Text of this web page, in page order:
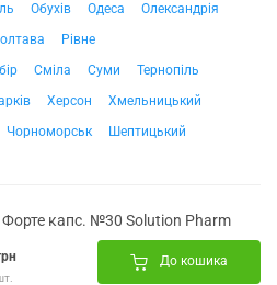
Обухів Одеса
Олександрія
Рівне
Сміла Суми
Тернопіль
Херсон
Хмельницький
Чорноморськ Шептицький
Форте капс. №30 Solution Pharm
До кошика